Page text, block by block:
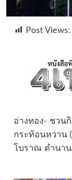
Post Views:
อ่างทอง- ชวน
กระท้อนหวาน
โบราณ ตำนา